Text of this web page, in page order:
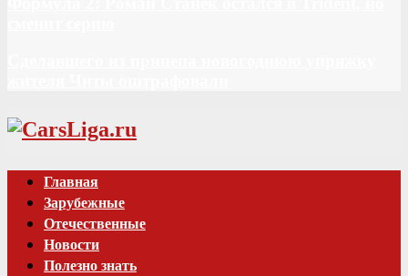
Vk
Главная
Зарубежные
Отечественные
Новости
Полезно знать